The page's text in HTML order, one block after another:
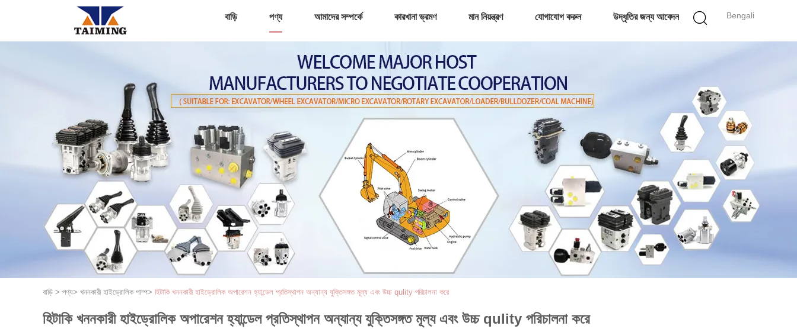
Bengali
বাড়ি পণ্য আমাদের সম্পর্কে কারখানা ভ্রমণ মান নিয়ন্ত্রণ যোগাযোগ করুন উদ্ধৃতির জন্য আবেদন
বাড়ি > পণ্য> খননকারী হাইড্রোলিক পাম্প> হিটাকি খননকারী হাইড্রোলিক অপারেশন হ্যান্ডেল প্রতিস্থাপন অন্যান্য যুক্তিসঙ্গত মূল্য এবং উচ্চ qulity পরিচালনা করে
হিটাকি খননকারী হাইড্রোলিক অপারেশন হ্যান্ডেল প্রতিস্থাপন অন্যান্য যুক্তিসঙ্গত মূল্য এবং উচ্চ qulity পরিচালনা করে